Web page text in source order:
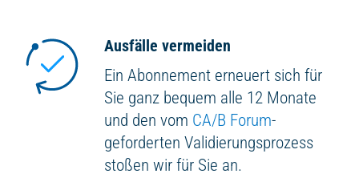
Ausfälle vermeiden
Ein Abonnement erneuert sich für
Sie ganz bequem alle 12 Monate
und den vom CA/B Forum-
geforderten Validierungsprozess
stoßen wir für Sie an.